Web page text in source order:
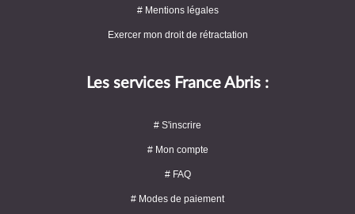
# Mentions légales
Exercer mon droit de rétractation
Les services France Abris :
# S'inscrire
# Mon compte
# FAQ
# Modes de paiement